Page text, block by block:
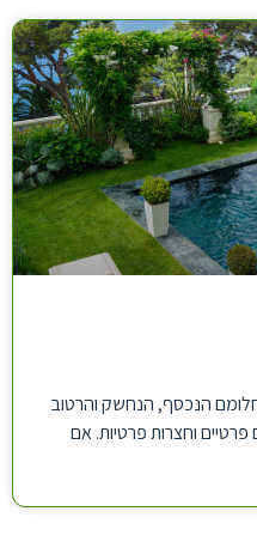
הנכסף, הנחשק והרטוב
וחצרות פרטיות. אם